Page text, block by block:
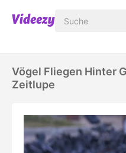
Vögel Fliegen Hinter
Zeitlupe